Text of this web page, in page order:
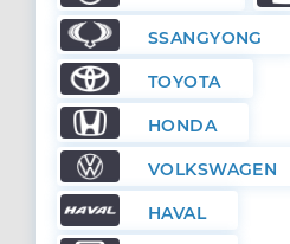
SSANGYONG
TOYOTA
HONDA
VOLKSWAGEN
HAVAL